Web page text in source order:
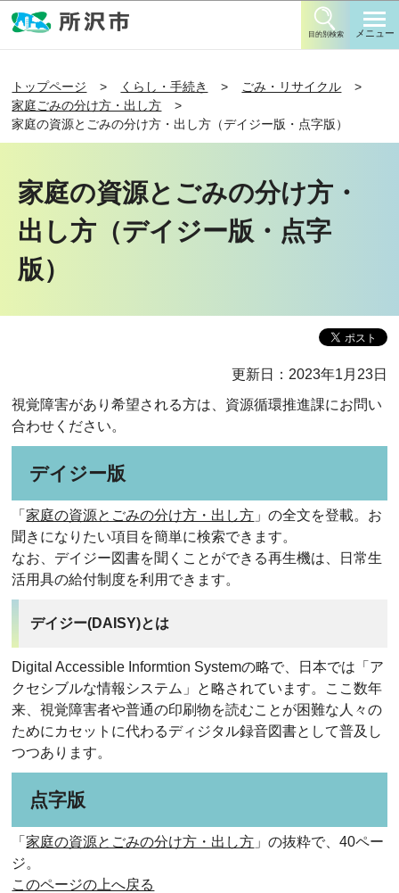
目的別検索 メニュー
トップページ くらし・手続き
ごみ・リサイクル
家庭ごみの分け方・出し方
家庭の資源とごみの分け方・出し方（デイジー版・点字版）
家庭の資源とごみの分け方・
出し方（デイジー版・点字
版）
更新日：2023年1月23日
視覚障害があり希望される方は、資源循環推進課にお問い
合わせください。
デイジー版
「家庭の資源とごみの分け方・出し方 」の全文を登載。お
聞きになりたい項目を簡単に検索できます。
なお、デイジー図書を聞くことができる再生機は、日常生
活用具の給付制度を利用できます。
デイジー(DAISY)とは
Digital Accessible Informtion Systemの略で、日本では「ア
クセシブルな情報システム」と略されています。ここ数年
来、視覚障害者や普通の印刷物を読むことが困難な人々の
ためにカセットに代わるディジタル録音図書として普及し
つつあります。
点字版
「家庭の資源とごみの分け方・出し方 」の抜粋で、40ペー
ジ。
このページの上へ戻る